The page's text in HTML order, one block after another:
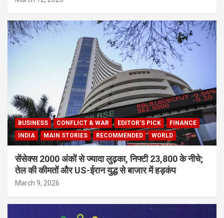
BUSINESS CONFLICT & WAR EDITOR'S PICK
FINANCE
INDIA
MAIN STORIES RECOMMENDED WORLD
सेंसेक्स 2000 अंकों से ज्यादा लुढ़का, निफ्टी 23,800 के नीचे;
तेल की कीमतों और US-ईरान युद्ध से बाजार में हड़कंप
March 9, 2026